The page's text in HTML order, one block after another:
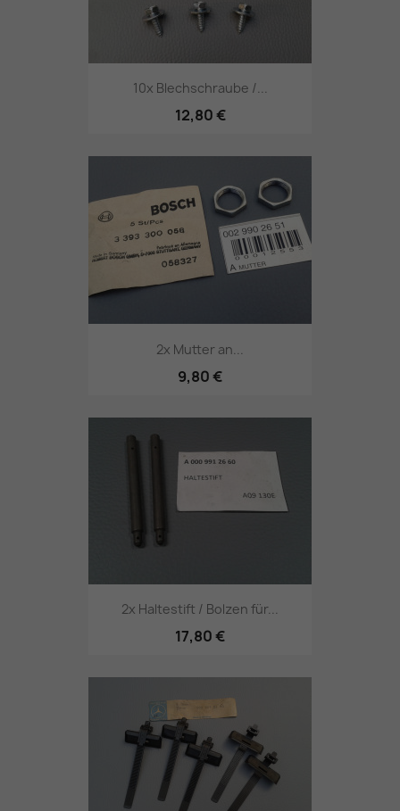
10x Blechschraube /...
12,80 €
2x Mutter an...
9,80 €
2x Haltestift / Bolzen für...
17,80 €